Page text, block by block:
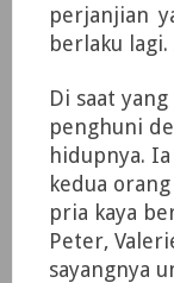
perjanjian
berlaku
Di saat
penghuni
hidupnya.
kedua
pria kaya
Peter,
sayangnya